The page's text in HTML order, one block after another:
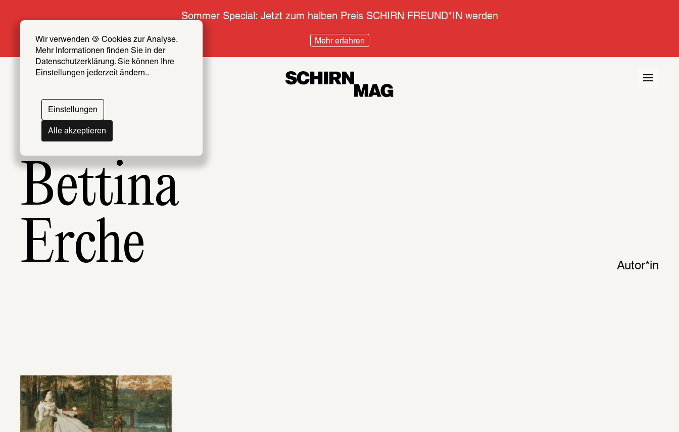
Wir verwenden 🍪 Cookies zur Analyse.
Mehr Informationen finden Sie in der
Datenschutzerklärung. Sie können Ihre
Einstellungen jederzeit ändern..
Einstellungen
Alle akzeptieren
Sommer Special: Jetzt zum halben Preis SCHIRN FREUND*IN werden
Mehr erfahren
Themen Artists & Creators Index
069
Bettina
Erche
Autor*in